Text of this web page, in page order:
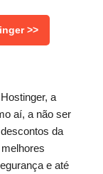
>>
a
aí, a não ser
da
e até